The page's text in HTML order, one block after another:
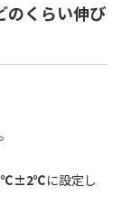
くらい伸び
に設定し